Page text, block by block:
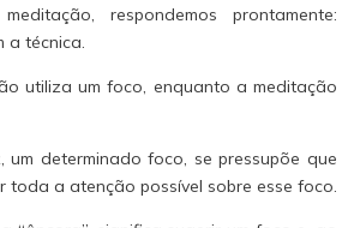
respondemos prontamente:
a técnica.
utiliza um foco, enquanto a meditação
determinado foco, se pressupõe que
toda a atenção possível sobre esse foco.